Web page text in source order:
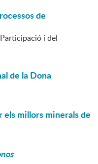
de
i del
de la Dona
millors minerals de